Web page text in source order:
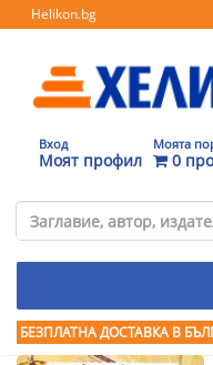
Helikon.bg
Вход
Моят профил
Моята
0
БЕЗПЛАТНА ДОСТАВКА В